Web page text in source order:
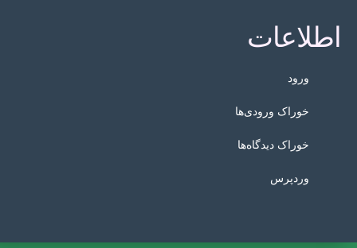
اطلاعات
ورود
خوراک ورودی‌ها
خوراک دیدگاه‌ها
وردپرس